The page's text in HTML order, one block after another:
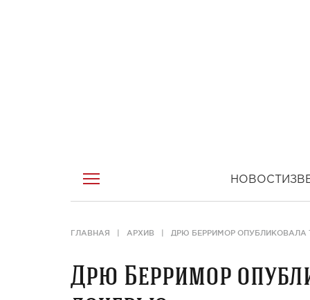
НОВОСТИ
ГЛАВНАЯ АРХИВ ДРЮ БЕРРИМОР ОПУБЛИКОВАЛА
Дрю Берримор